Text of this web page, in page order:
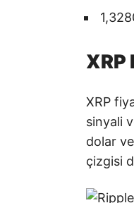
XRP
XRP
sinyali
dolar
çizgisi